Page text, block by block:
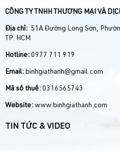
CÔNG TY TNHH THƯƠNG MẠI VÀ
Địa chỉ: 51A Đường Long Sơn,
TP. HCM
Hotline: 0977 711 919
Email: binhgiathanh@gmail.com
Mã số thuế: 0316565743
Website: www.binhgiathanh.com
TIN TỨC & VIDEO